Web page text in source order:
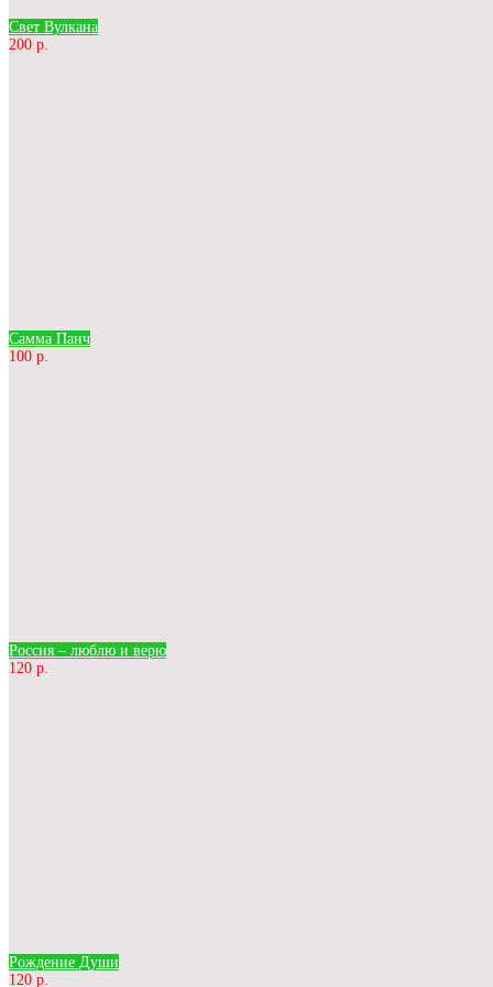
Свет Вулкана
200 р.
Самма Панч
100 р.
Россия – люблю и верю
120 р.
Рождение Души
120 р.